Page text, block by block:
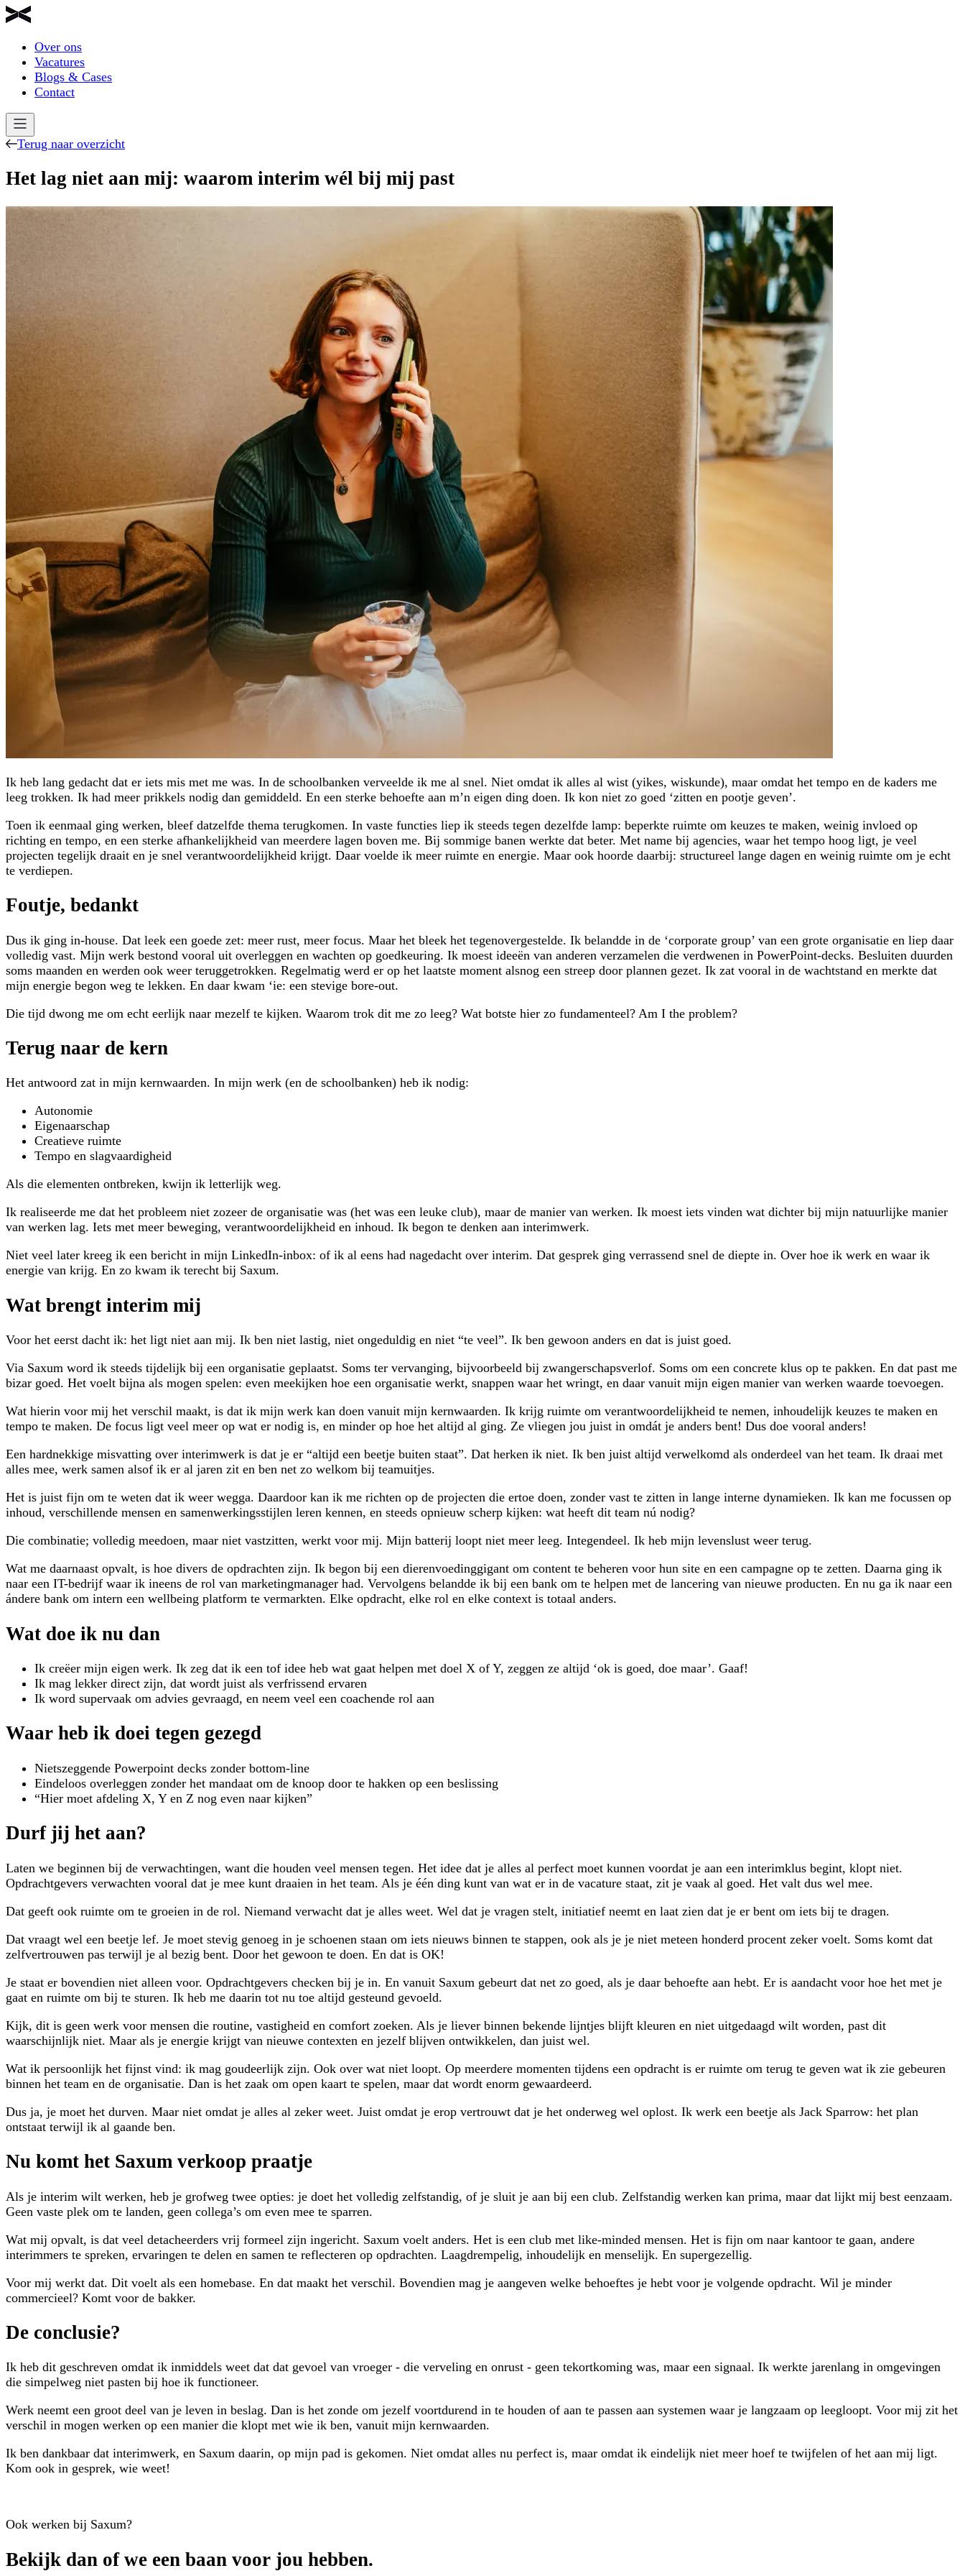
Over ons
Vacatures
Blogs & Cases
Contact
Terug naar overzicht
Het lag niet aan mij: waarom interim wél bij mij past
Ik heb lang gedacht dat er iets mis met me was. In de schoolbanken verveelde ik me al snel. Niet omdat ik alles al wist (yikes, wiskunde), maar omdat het tempo en de kaders me
leeg trokken. Ik had meer prikkels nodig dan gemiddeld. En een sterke behoefte aan m’n eigen ding doen. Ik kon niet zo goed ‘zitten en pootje geven’.
Toen ik eenmaal ging werken, bleef datzelfde thema terugkomen. In vaste functies liep ik steeds tegen dezelfde lamp: beperkte ruimte om keuzes te maken, weinig invloed op
richting en tempo, en een sterke afhankelijkheid van meerdere lagen boven me. Bij sommige banen werkte dat beter. Met name bij agencies, waar het tempo hoog ligt, je veel
projecten tegelijk draait en je snel verantwoordelijkheid krijgt. Daar voelde ik meer ruimte en energie. Maar ook hoorde daarbij: structureel lange dagen en weinig ruimte om je echt
te verdiepen.
Foutje, bedankt
Dus ik ging in-house. Dat leek een goede zet: meer rust, meer focus. Maar het bleek het tegenovergestelde. Ik belandde in de ‘corporate group’ van een grote organisatie en liep daar
volledig vast. Mijn werk bestond vooral uit overleggen en wachten op goedkeuring. Ik moest ideeën van anderen verzamelen die verdwenen in PowerPoint-decks. Besluiten duurden
soms maanden en werden ook weer teruggetrokken. Regelmatig werd er op het laatste moment alsnog een streep door plannen gezet. Ik zat vooral in de wachtstand en merkte dat
mijn energie begon weg te lekken. En daar kwam ‘ie: een stevige bore-out.
Die tijd dwong me om echt eerlijk naar mezelf te kijken. Waarom trok dit me zo leeg? Wat botste hier zo fundamenteel? Am I the problem?
Terug naar de kern
Het antwoord zat in mijn kernwaarden. In mijn werk (en de schoolbanken) heb ik nodig:
Autonomie
Eigenaarschap
Creatieve ruimte
Tempo en slagvaardigheid
Als die elementen ontbreken, kwijn ik letterlijk weg.
Ik realiseerde me dat het probleem niet zozeer de organisatie was (het was een leuke club), maar de manier van werken. Ik moest iets vinden wat dichter bij mijn natuurlijke manier
van werken lag. Iets met meer beweging, verantwoordelijkheid en inhoud. Ik begon te denken aan interimwerk.
Niet veel later kreeg ik een bericht in mijn LinkedIn-inbox: of ik al eens had nagedacht over interim. Dat gesprek ging verrassend snel de diepte in. Over hoe ik werk en waar ik
energie van krijg. En zo kwam ik terecht bij Saxum.
Wat brengt interim mij
Voor het eerst dacht ik: het ligt niet aan mij. Ik ben niet lastig, niet ongeduldig en niet “te veel”. Ik ben gewoon anders en dat is juist goed.
Via Saxum word ik steeds tijdelijk bij een organisatie geplaatst. Soms ter vervanging, bijvoorbeeld bij zwangerschapsverlof. Soms om een concrete klus op te pakken. En dat past me
bizar goed. Het voelt bijna als mogen spelen: even meekijken hoe een organisatie werkt, snappen waar het wringt, en daar vanuit mijn eigen manier van werken waarde toevoegen.
Wat hierin voor mij het verschil maakt, is dat ik mijn werk kan doen vanuit mijn kernwaarden. Ik krijg ruimte om verantwoordelijkheid te nemen, inhoudelijk keuzes te maken en
tempo te maken. De focus ligt veel meer op wat er nodig is, en minder op hoe het altijd al ging. Ze vliegen jou juist in omdát je anders bent! Dus doe vooral anders!
Een hardnekkige misvatting over interimwerk is dat je er “altijd een beetje buiten staat”. Dat herken ik niet. Ik ben juist altijd verwelkomd als onderdeel van het team. Ik draai met
alles mee, werk samen alsof ik er al jaren zit en ben net zo welkom bij teamuitjes.
Het is juist fijn om te weten dat ik weer wegga. Daardoor kan ik me richten op de projecten die ertoe doen, zonder vast te zitten in lange interne dynamieken. Ik kan me focussen op
inhoud, verschillende mensen en samenwerkingsstijlen leren kennen, en steeds opnieuw scherp kijken: wat heeft dit team nú nodig?
Die combinatie; volledig meedoen, maar niet vastzitten, werkt voor mij. Mijn batterij loopt niet meer leeg. Integendeel. Ik heb mijn levenslust weer terug.
Wat me daarnaast opvalt, is hoe divers de opdrachten zijn. Ik begon bij een dierenvoedinggigant om content te beheren voor hun site en een campagne op te zetten. Daarna ging ik
naar een IT-bedrijf waar ik ineens de rol van marketingmanager had. Vervolgens belandde ik bij een bank om te helpen met de lancering van nieuwe producten. En nu ga ik naar een
ándere bank om intern een wellbeing platform te vermarkten. Elke opdracht, elke rol en elke context is totaal anders.
Wat doe ik nu dan
Ik creëer mijn eigen werk. Ik zeg dat ik een tof idee heb wat gaat helpen met doel X of Y, zeggen ze altijd ‘ok is goed, doe maar’. Gaaf!
Ik mag lekker direct zijn, dat wordt juist als verfrissend ervaren
Ik word supervaak om advies gevraagd, en neem veel een coachende rol aan
Waar heb ik doei tegen gezegd
Nietszeggende Powerpoint decks zonder bottom-line
Eindeloos overleggen zonder het mandaat om de knoop door te hakken op een beslissing
“Hier moet afdeling X, Y en Z nog even naar kijken”
Durf jij het aan?
Laten we beginnen bij de verwachtingen, want die houden veel mensen tegen. Het idee dat je alles al perfect moet kunnen voordat je aan een interimklus begint, klopt niet.
Opdrachtgevers verwachten vooral dat je mee kunt draaien in het team. Als je één ding kunt van wat er in de vacature staat, zit je vaak al goed. Het valt dus wel mee.
Dat geeft ook ruimte om te groeien in de rol. Niemand verwacht dat je alles weet. Wel dat je vragen stelt, initiatief neemt en laat zien dat je er bent om iets bij te dragen.
Dat vraagt wel een beetje lef. Je moet stevig genoeg in je schoenen staan om iets nieuws binnen te stappen, ook als je je niet meteen honderd procent zeker voelt. Soms komt dat
zelfvertrouwen pas terwijl je al bezig bent. Door het gewoon te doen. En dat is OK!
Je staat er bovendien niet alleen voor. Opdrachtgevers checken bij je in. En vanuit Saxum gebeurt dat net zo goed, als je daar behoefte aan hebt. Er is aandacht voor hoe het met je
gaat en ruimte om bij te sturen. Ik heb me daarin tot nu toe altijd gesteund gevoeld.
Kijk, dit is geen werk voor mensen die routine, vastigheid en comfort zoeken. Als je liever binnen bekende lijntjes blijft kleuren en niet uitgedaagd wilt worden, past dit
waarschijnlijk niet. Maar als je energie krijgt van nieuwe contexten en jezelf blijven ontwikkelen, dan juist wel.
Wat ik persoonlijk het fijnst vind: ik mag goudeerlijk zijn. Ook over wat niet loopt. Op meerdere momenten tijdens een opdracht is er ruimte om terug te geven wat ik zie gebeuren
binnen het team en de organisatie. Dan is het zaak om open kaart te spelen, maar dat wordt enorm gewaardeerd.
Dus ja, je moet het durven. Maar niet omdat je alles al zeker weet. Juist omdat je erop vertrouwt dat je het onderweg wel oplost. Ik werk een beetje als Jack Sparrow: het plan
ontstaat terwijl ik al gaande ben.
Nu komt het Saxum verkoop praatje
Als je interim wilt werken, heb je grofweg twee opties: je doet het volledig zelfstandig, of je sluit je aan bij een club. Zelfstandig werken kan prima, maar dat lijkt mij best eenzaam.
Geen vaste plek om te landen, geen collega’s om even mee te sparren.
Wat mij opvalt, is dat veel detacheerders vrij formeel zijn ingericht. Saxum voelt anders. Het is een club met like-minded mensen. Het is fijn om naar kantoor te gaan, andere
interimmers te spreken, ervaringen te delen en samen te reflecteren op opdrachten. Laagdrempelig, inhoudelijk en menselijk. En supergezellig.
Voor mij werkt dat. Dit voelt als een homebase. En dat maakt het verschil. Bovendien mag je aangeven welke behoeftes je hebt voor je volgende opdracht. Wil je minder
commercieel? Komt voor de bakker.
De conclusie?
Ik heb dit geschreven omdat ik inmiddels weet dat dat gevoel van vroeger - die verveling en onrust - geen tekortkoming was, maar een signaal. Ik werkte jarenlang in omgevingen
die simpelweg niet pasten bij hoe ik functioneer.
Werk neemt een groot deel van je leven in beslag. Dan is het zonde om jezelf voortdurend in te houden of aan te passen aan systemen waar je langzaam op leegloopt. Voor mij zit het
verschil in mogen werken op een manier die klopt met wie ik ben, vanuit mijn kernwaarden.
Ik ben dankbaar dat interimwerk, en Saxum daarin, op mijn pad is gekomen. Niet omdat alles nu perfect is, maar omdat ik eindelijk niet meer hoef te twijfelen of het aan mij ligt.
Kom ook in gesprek, wie weet!
Ook werken bij Saxum?
Bekijk dan of we een baan voor jou hebben.